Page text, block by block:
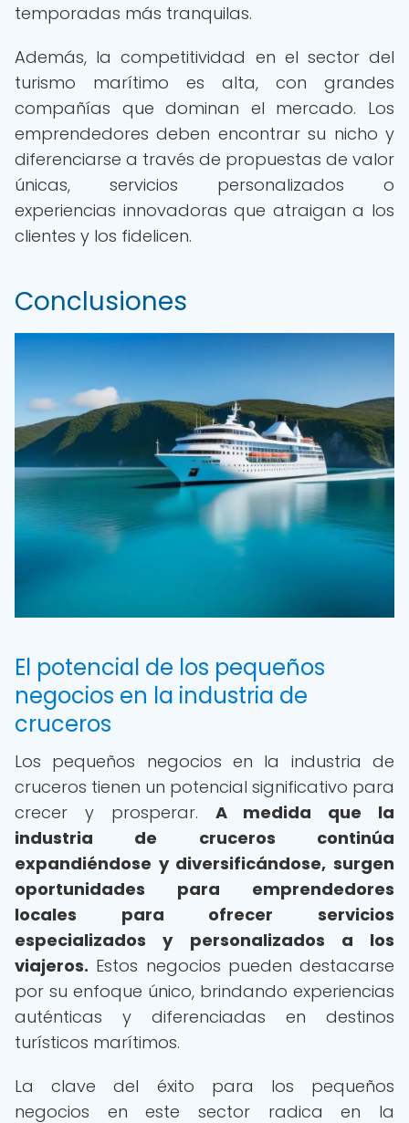
temporadas más tranquilas.
Además, la competitividad en el sector del
turismo marítimo es alta, con grandes
compañías que dominan el mercado. Los
emprendedores deben encontrar su nicho y
diferenciarse a través de propuestas de valor
únicas, servicios personalizados o
experiencias innovadoras que atraigan a los
clientes y los fidelicen.
Conclusiones
El potencial de los pequeños
negocios en la industria de
cruceros
Los pequeños negocios en la industria de
cruceros tienen un potencial significativo para
crecer y prosperar. A medida que la
industria de cruceros continúa
expandiéndose y diversificándose, surgen
oportunidades para emprendedores
locales para ofrecer servicios
especializados y personalizados a los
viajeros. Estos negocios pueden destacarse
por su enfoque único, brindando experiencias
auténticas y diferenciadas en destinos
turísticos marítimos.
La clave del éxito para los pequeños
negocios en este sector radica en la